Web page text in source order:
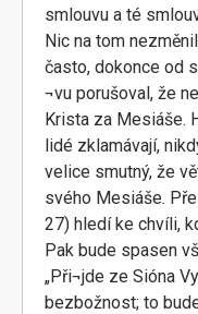
smlouvu a té
Nic na tom
často, dokonce od
¬vu porušoval, že
Krista za Mesiáše.
lidé zklamávají,
velice smutný, že
svého Mesiáše.
27) hledí ke chvíli,
Pak bude spasen
„Při¬jde ze Sióna
bezbožnost; to